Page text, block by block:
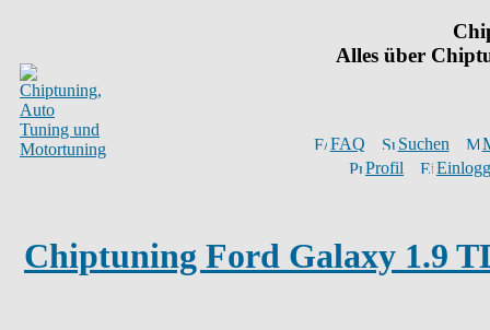
Alles über
FAQ Suchen
Profil
Chiptuning Ford Galaxy 1.9